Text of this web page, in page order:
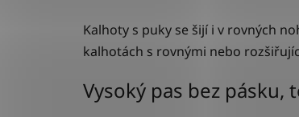
Kalhoty s puky se šijí i v rovných
kalhotách s rovnými nebo
Vysoký pas bez